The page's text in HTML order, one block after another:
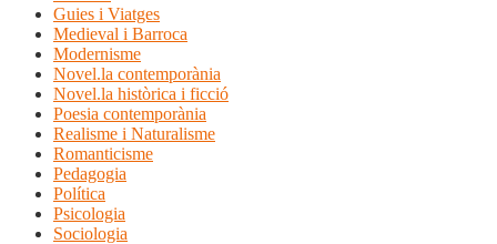
Guies i Viatges
Medieval i Barroca
Modernisme
Novel.la contemporània
Novel.la històrica i ficció
Poesia contemporània
Realisme i Naturalisme
Romanticisme
Pedagogia
Política
Psicologia
Sociologia